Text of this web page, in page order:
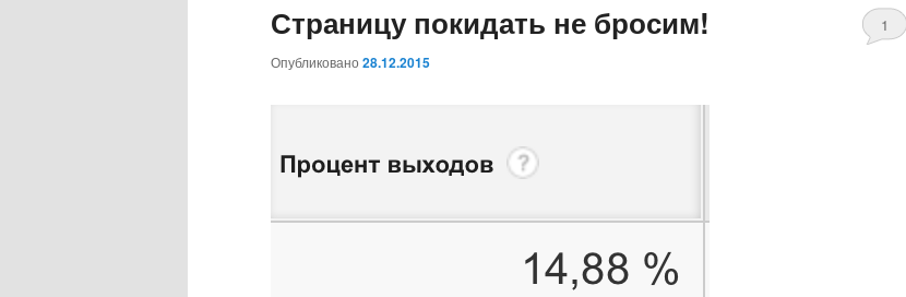
Страницу покидать не бросим!
Опубликовано 28.12.2015
1